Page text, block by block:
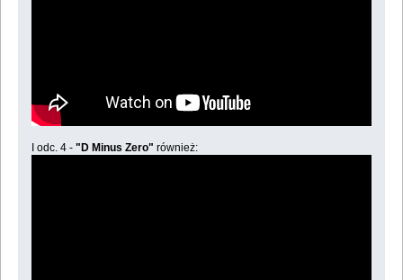
I odc. 4 - "D Minus Zero" również: